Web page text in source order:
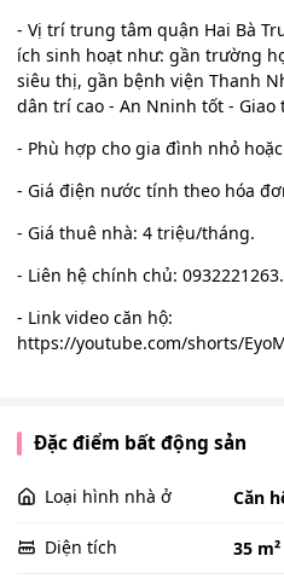
- Vị trí trung tâm quận Hai Bà
ích sinh hoạt như: gần trường
siêu thị, gần bệnh viện Thanh
dân trí cao - An Nninh tốt -
- Phù hợp cho gia đình nhỏ
- Giá điện nước tính theo hóa
- Giá thuê nhà: 4 triệu/tháng.
- Liên hệ chính chủ: 0932221263.
- Link video căn hộ:
https://youtube.com/shorts/
Đặc điểm bất động sản
Loại hình nhà ở Căn
Diện tích 35 m²